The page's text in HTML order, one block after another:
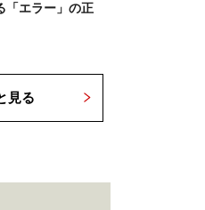
「エラー」の正
見る